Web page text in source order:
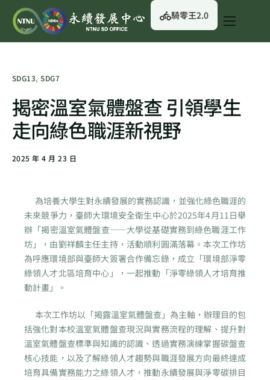
關於我們
永續資訊
校園綠生活
English
騎零王2.0
SDG13,SDG7
揭密溫室氣體盤查 引領學生
走向綠色職涯新視野
2025 年 4 月 23 日
為培養大學生對永續發展的實務認識，並強化綠色職涯的
未來競爭力，臺師大環境安全衛生中心於2025年4月11日舉
辦「揭密溫室氣體盤查——大學從基礎實務到綠色職涯工作
坊」，由劉祥麟主任主持，活動順利圓滿落幕。本次工作坊
為呼應環境部與臺師大簽署合作備忘錄，成立「環境部淨零
綠領人才北區培育中心」，一起推動「淨零綠領人才培育推
動計畫」。
本次工作坊以「揭露溫室氣體盤查」為主軸，辦理目的包
括強化對本校溫室氣體盤查現況與實務流程的理解、提升對
溫室氣體盤查標準與知識的認識、透過實務演練掌握碳盤查
核心技能，以及了解綠領人才趨勢與職涯發展方向最終達成
培育具備實務能力之綠領人才，推動永續發展與淨零碳排目